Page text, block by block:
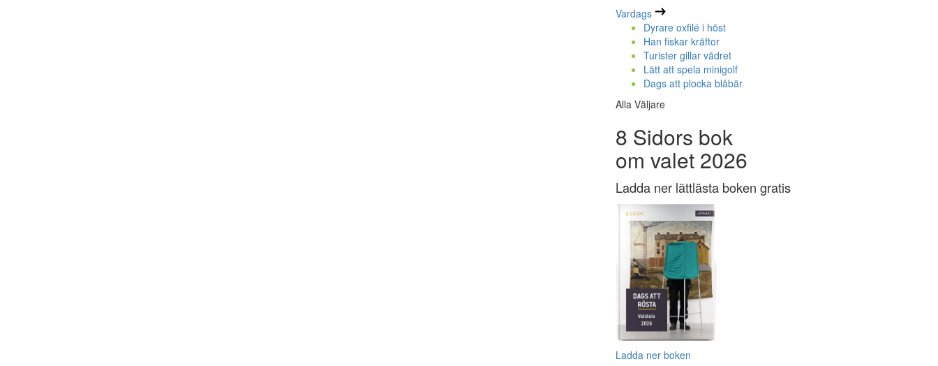
Vardags
Dyrare oxfilé i höst
Han fiskar kräftor
Turister gillar vädret
Lätt att spela minigolf
Dags att plocka blåbär
Alla Väljare
8 Sidors bok
om valet 2026
Ladda ner lättlästa boken gratis
Ladda ner boken